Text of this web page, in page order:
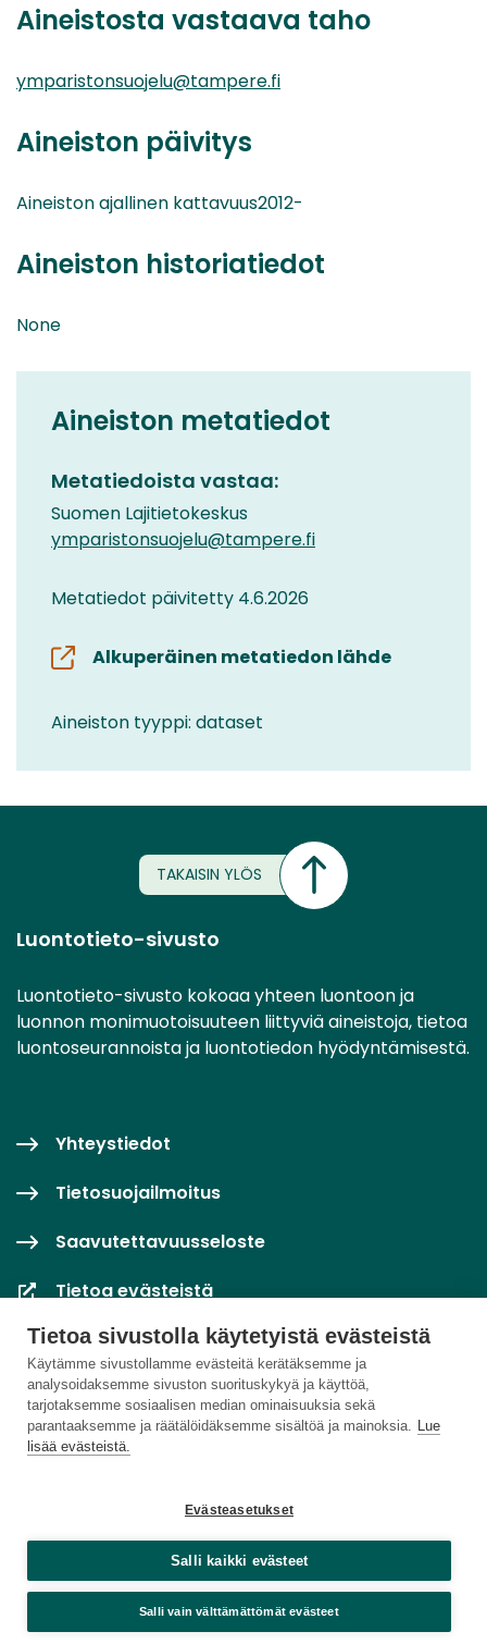
Tietoa sivustolla käytetyistä evästeistä
Käytämme sivustollamme evästeitä kerätäksemme ja
analysoidaksemme sivuston suorituskykyä ja käyttöä,
tarjotaksemme sosiaalisen median ominaisuuksia sekä
parantaaksemme ja räätälöidäksemme sisältöä ja mainoksia. Lue
lisää evästeistä.
Evästeasetukset
Salli kaikki evästeet
Salli vain välttämättömät evästeet
Aineistosta vastaava taho
ymparistonsuojelu@tampere.fi
Aineiston päivitys
Aineiston ajallinen kattavuus2012-
Aineiston historiatiedot
None
Aineiston metatiedot
Metatiedoista vastaa:
Suomen Lajitietokeskus
ymparistonsuojelu@tampere.fi
Metatiedot päivitetty 4.6.2026
Alkuperäinen metatiedon lähde
Aineiston tyyppi: dataset
TAKAISIN YLÖS
Luontotieto-sivusto
Luontotieto-sivusto kokoaa yhteen luontoon ja
luonnon monimuotoisuuteen liittyviä aineistoja, tietoa
luontoseurannoista ja luontotiedon hyödyntämisestä.
Yhteystiedot
Tietosuojailmoitus
Saavutettavuusseloste
Tietoa evästeistä
Evästeasetukset